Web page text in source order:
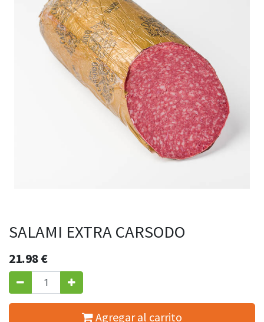
SALAMI EXTRA CARSODO
21.98€
Agregar al carrito